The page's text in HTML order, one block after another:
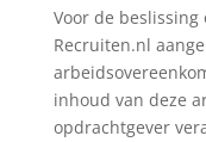
Voor de
Recruiten.nl
inhoud van deze
opdrachtgever